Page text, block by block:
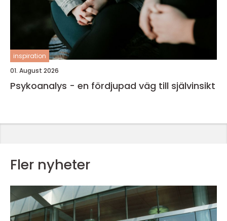
inspiration
01. August 2026
Psykoanalys - en fördjupad väg till självinsikt
Fler nyheter